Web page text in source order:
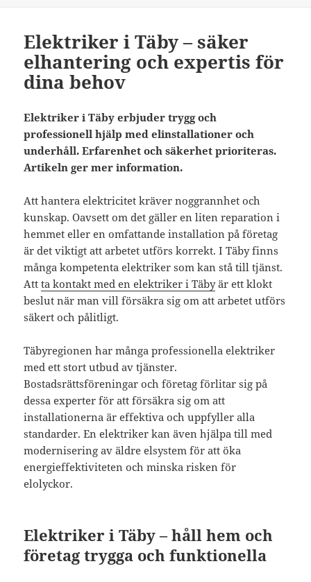
Elektriker i Täby – säker
elhantering och expertis för
dina behov
Elektriker i Täby erbjuder trygg och
professionell hjälp med elinstallationer och
underhåll. Erfarenhet och säkerhet prioriteras.
Artikeln ger mer information.
Att hantera elektricitet kräver noggrannhet och
kunskap. Oavsett om det gäller en liten reparation i
hemmet eller en omfattande installation på företag
är det viktigt att arbetet utförs korrekt. I Täby finns
många kompetenta elektriker som kan stå till tjänst.
Attta kontakt med en elektriker i Täbyär ett klokt
beslut när man vill försäkra sig om att arbetet utförs
säkert och pålitligt.
Täbyregionen har många professionella elektriker
med ett stort utbud av tjänster.
Bostadsrättsföreningar och företag förlitar sig på
dessa experter för att försäkra sig om att
installationerna är effektiva och uppfyller alla
standarder. En elektriker kan även hjälpa till med
modernisering av äldre elsystem för att öka
energieffektiviteten och minska risken för
elolyckor.
Elektriker i Täby – håll hem och
företag trygga och funktionella